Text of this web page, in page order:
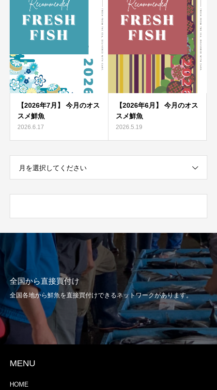
【2026年7月】 今月のオス
スメ鮮魚
2026.6.17
【2026年6月】 今月のオス
スメ鮮魚
2026.5.19
月を選択してください
全国から直接買付け
全国各地から鮮魚を直接買付けできるネットワークがあります。
MENU
HOME